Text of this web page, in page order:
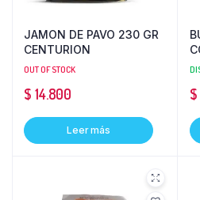
JAMON DE PAVO 230 GR
CENTURION
OUT OF STOCK
$ 14.800
Leer más
$